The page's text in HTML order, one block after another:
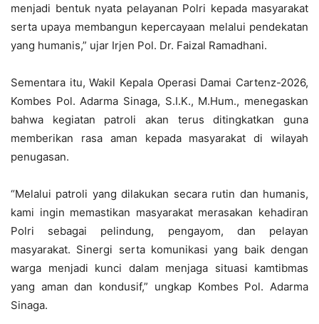
menjadi bentuk nyata pelayanan Polri kepada masyarakat
serta upaya membangun kepercayaan melalui pendekatan
yang humanis,” ujar Irjen Pol. Dr. Faizal Ramadhani.
Sementara itu, Wakil Kepala Operasi Damai Cartenz-2026,
Kombes Pol. Adarma Sinaga, S.I.K., M.Hum., menegaskan
bahwa kegiatan patroli akan terus ditingkatkan guna
memberikan rasa aman kepada masyarakat di wilayah
penugasan.
“Melalui patroli yang dilakukan secara rutin dan humanis,
kami ingin memastikan masyarakat merasakan kehadiran
Polri sebagai pelindung, pengayom, dan pelayan
masyarakat. Sinergi serta komunikasi yang baik dengan
warga menjadi kunci dalam menjaga situasi kamtibmas
yang aman dan kondusif,” ungkap Kombes Pol. Adarma
Sinaga.